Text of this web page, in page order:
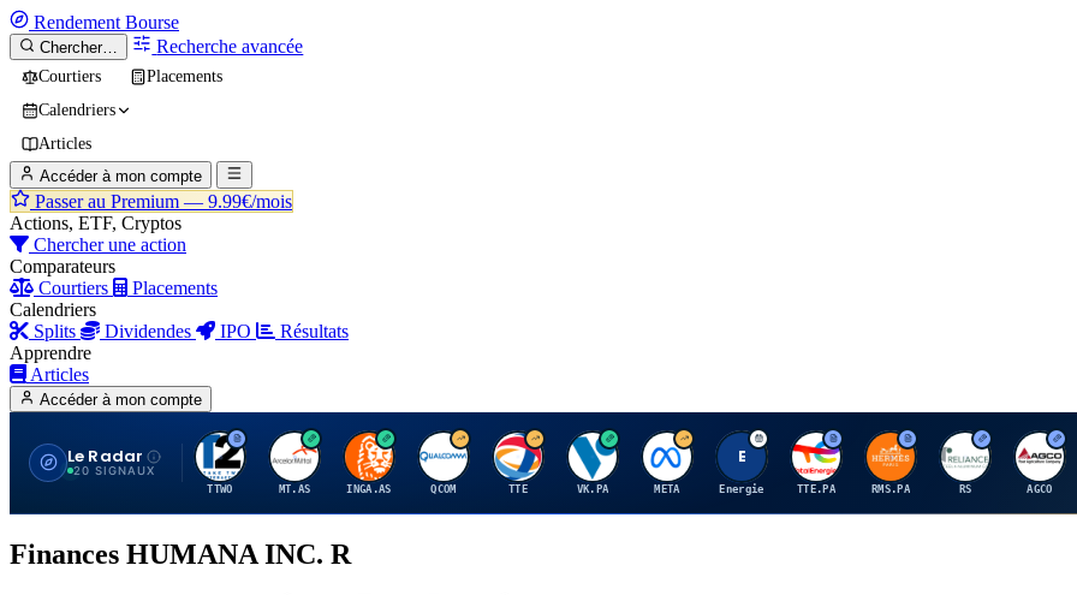
Rendement Bourse
Chercher… Recherche avancée
Courtiers
Placements
Calendriers
Articles
Accéder à mon compte
Passer au Premium — 9.99€/mois
Actions, ETF, Cryptos
Chercher une action
Comparateurs
Courtiers
Placements
Calendriers
Splits
Dividendes IPO
Résultats
Apprendre
Articles
Accéder à mon compte
Le Radar
20 SIGNAUX
T
TTWO
A
MT.AS
I
INGA.AS
Q
QCOM
T
TTE
V
VK.PA
M
META
E
Energie
T
TTE.PA
H
RMS.PA
R
RS
A
AGCO
Finances HUMANA INC. R